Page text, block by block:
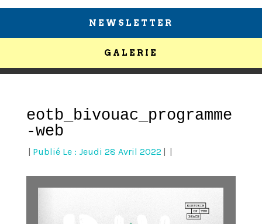
NEWSLETTER
GALERIE
eotb_bivouac_programme
-web
Publié Le : Jeudi 28 Avril 2022